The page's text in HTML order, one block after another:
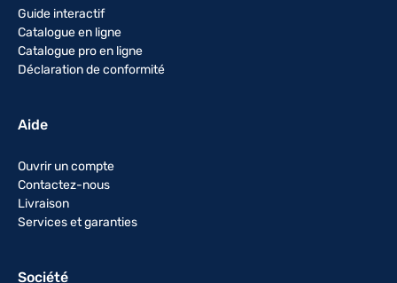
Guide interactif
Catalogue en ligne
Catalogue pro en ligne
Déclaration de conformité
Aide
Ouvrir un compte
Contactez-nous
Livraison
Services et garanties
Société